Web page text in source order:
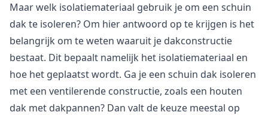
Maar welk isolatiemateriaal gebruik je om een schuin
dak te isoleren? Om hier antwoord op te krijgen is het
belangrijk om te weten waaruit je dakconstructie
bestaat. Dit bepaalt namelijk het isolatiemateriaal en
hoe het geplaatst wordt. Ga je een schuin dak isoleren
met een ventilerende constructie, zoals een houten
dak met dakpannen? Dan valt de keuze meestal op